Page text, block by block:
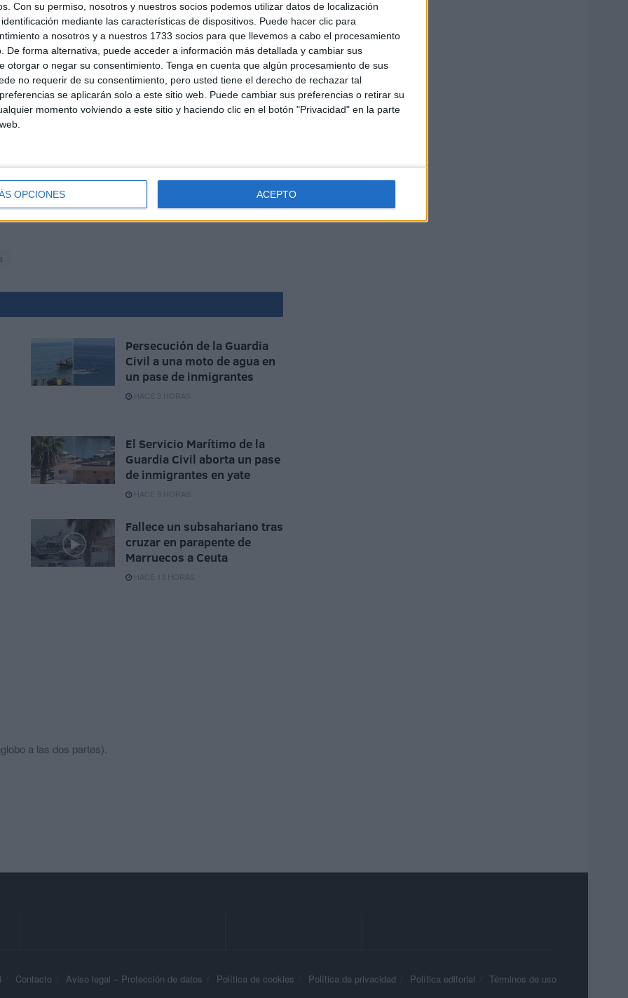
Con su permiso, nosotros y nuestros socios podemos utilizar datos de localización
mediante las características de dispositivos. Puede hacer clic para
a nosotros y a nuestros 1733 socios para que llevemos a cabo el procesamiento
De forma alternativa, puede acceder a información más detallada y cambiar sus
otorgar o negar su consentimiento. Tenga en cuenta que algún procesamiento de sus
no requerir de su consentimiento, pero usted tiene el derecho de rechazar tal
se aplicarán solo a este sitio web. Puede cambiar sus preferencias o retirar su
momento volviendo a este sitio y haciendo clic en el botón "Privacidad" en la parte
OPCIONES ACEPTO
al conocer que lo iban a denunciar, cambió la versión
de agua. Cuando se volvieron a bajar del coche, el
a uno de los agentes que pudo pararlo con el brazo y
que no entendía por qué se le había denunciado y su
a comprar agua a un establecimiento para su nieto
Persecución de la Guardia
Civil a una moto de agua en
un pase de inmigrantes
HACE 3 HORAS
El Servicio Marítimo de la
Guardia Civil aborta un pase
de inmigrantes en yate
HACE 9 HORAS
Fallece un subsahariano tras
cruzar en parapente de
Marruecos a Ceuta
HACE 13 HORAS
a las dos partes).
Contacto Aviso legal – Protección de datos Política de cookies Política de privacidad Política editorial Términos de uso